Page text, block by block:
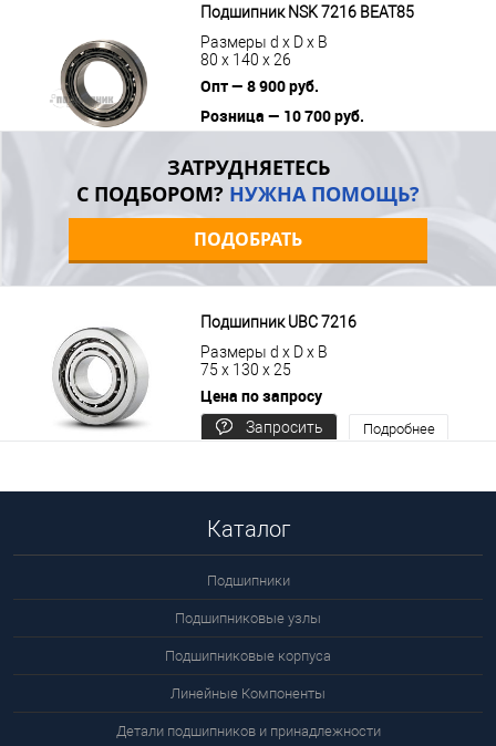
Подшипник NSK 7216 BEAT85
Размеры d x D x B
80 x 140 x 26
Опт — 8 900 руб.
Розница — 10 700 руб.
ЗАТРУДНЯЕТЕСЬ
С ПОДБОРОМ? НУЖНА ПОМОЩЬ?
ПОДОБРАТЬ
Подшипник UBC 7216
Размеры d x D x B
75 x 130 x 25
Цена по запросу
Запросить
Подробнее
Каталог
Подшипники
Подшипниковые узлы
Подшипниковые корпуса
Линейные Компоненты
Детали подшипников и принадлежности